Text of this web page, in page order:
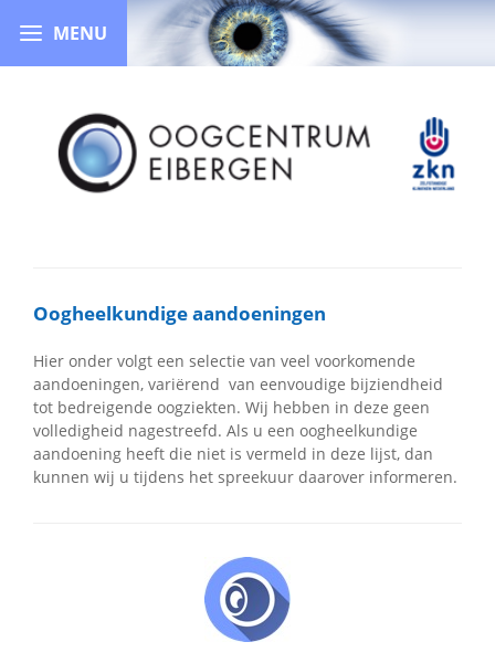
Oogheelkundige aandoeningen
Hier onder volgt een selectie van veel voorkomende
aandoeningen, variërend van eenvoudige bijziendheid
tot bedreigende oogziekten. Wij hebben in deze geen
volledigheid nagestreefd. Als u een oogheelkundige
aandoening heeft die niet is vermeld in deze lijst, dan
kunnen wij u tijdens het spreekuur daarover informeren.